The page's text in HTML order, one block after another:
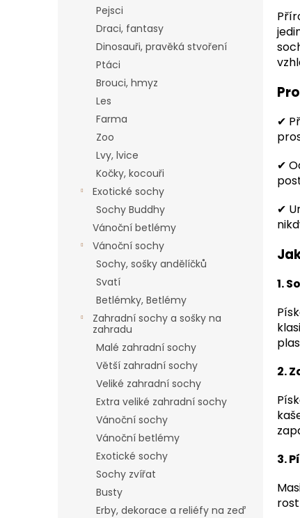
Pejsci
Draci, fantasy
Dinosauři, pravěká stvoření
Ptáci
Brouci, hmyz
Les
Farma
Zoo
Lvy, lvice
Kočky, kocouři
Exotické sochy
Sochy Buddhy
Vánoční betlémy
Vánoční sochy
Sochy, sošky andělíčků
Svatí
Betlémky, Betlémy
Zahradní sochy a sošky na
zahradu
Malé zahradní sochy
Větší zahradní sochy
Veliké zahradní sochy
Extra veliké zahradní sochy
Vánoční sochy
Vánoční betlémy
Exotické sochy
Sochy zvířat
Busty
Erby, dekorace a reliéfy na zeď
✔
✔
✔
1.
2.
3.